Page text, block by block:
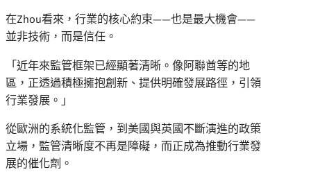
在Zhou看來，行業的核心約束——也是最大機會——
並非技術，而是信任。
「近年來監管框架已經顯著清晰。像阿聯酋等的地
區，正透過積極擁抱創新、提供明確發展路徑，引領
行業發展。」
從歐洲的系統化監管，到美國與英國不斷演進的政策
立場，監管清晰度不再是障礙，而正成為推動行業發
展的催化劑。